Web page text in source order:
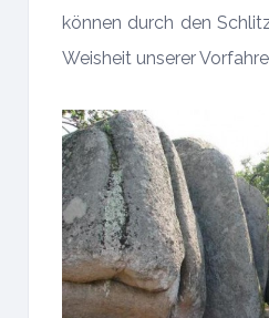
können durch den
Weisheit unserer